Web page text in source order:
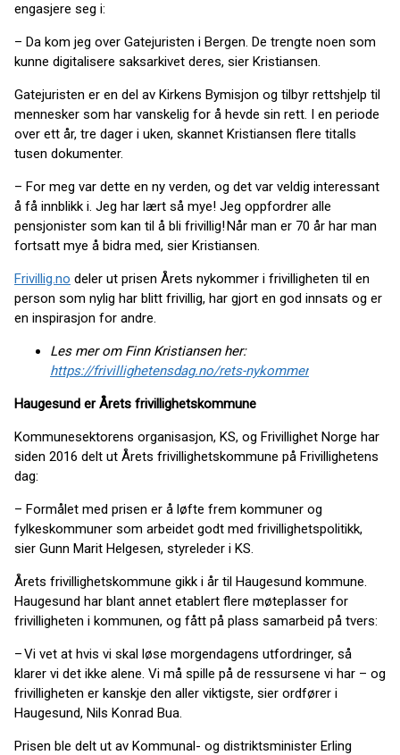
engasjere seg i:
– Da kom jeg over Gatejuristen i Bergen. De trengte noen som
kunne digitalisere saksarkivet deres, sier Kristiansen.
Gatejuristen er en del av Kirkens Bymisjon og tilbyr rettshjelp til
mennesker som har vanskelig for å hevde sin rett. I en periode
over ett år, tre dager i uken, skannet Kristiansen flere titalls
tusen dokumenter.
– For meg var dette en ny verden, og det var veldig interessant
å få innblikk i. Jeg har lært så mye! Jeg oppfordrer alle
pensjonister som kan til å bli frivillig! Når man er 70 år har man
fortsatt mye å bidra med, sier Kristiansen.
Frivillig.no deler ut prisen Årets nykommer i frivilligheten til en
person som nylig har blitt frivillig, har gjort en god innsats og er
en inspirasjon for andre.
Les mer om Finn Kristiansen her:
https://frivillighetensdag.no/rets-nykommer
Haugesund er Årets frivillighetskommune
Kommunesektorens organisasjon, KS, og Frivillighet Norge har
siden 2016 delt ut Årets frivillighetskommune på Frivillighetens
dag:
– Formålet med prisen er å løfte frem kommuner og
fylkeskommuner som arbeidet godt med frivillighetspolitikk,
sier Gunn Marit Helgesen, styreleder i KS.
Årets frivillighetskommune gikk i år til Haugesund kommune.
Haugesund har blant annet etablert flere møteplasser for
frivilligheten i kommunen, og fått på plass samarbeid på tvers:
– Vi vet at hvis vi skal løse morgendagens utfordringer, så
klarer vi det ikke alene. Vi må spille på de ressursene vi har – og
frivilligheten er kanskje den aller viktigste, sier ordfører i
Haugesund, Nils Konrad Bua.
Prisen ble delt ut av Kommunal- og distriktsminister Erling